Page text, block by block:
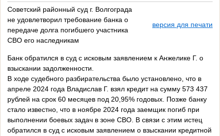
Советский районный суд г. Волгограда
не удовлетворил требование банка о
передаче долга погибшего участника
СВО его наследникам
версия для печати
Банк обратился в суд с исковым заявлением к Анжелике Г. о
взыскании задолженности.
В ходе судебного разбирательства было установлено, что в
апреле 2024 года Владислав Г. взял кредит на сумму 573 437
рублей на срок 60 месяцев под 20,95% годовых. Позже банку
стало известно, что в ноябре 2024 года заемщик погиб при
выполнении боевых задач в зоне СВО. В связи с этим истец
обратился в суд с исковым заявлением о взыскании кредитной